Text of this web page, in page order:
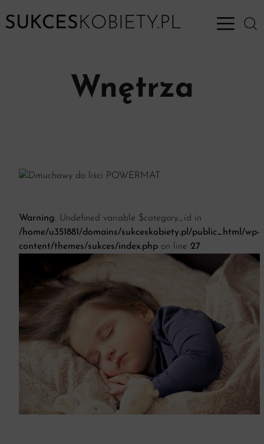
SUKCESKOBIETY.PL
Wnętrza
Warning: Undefined variable $category_id in
/home/u351881/domains/sukceskobiety.pl/public_html/wp-
content/themes/sukces/index.php on line 27